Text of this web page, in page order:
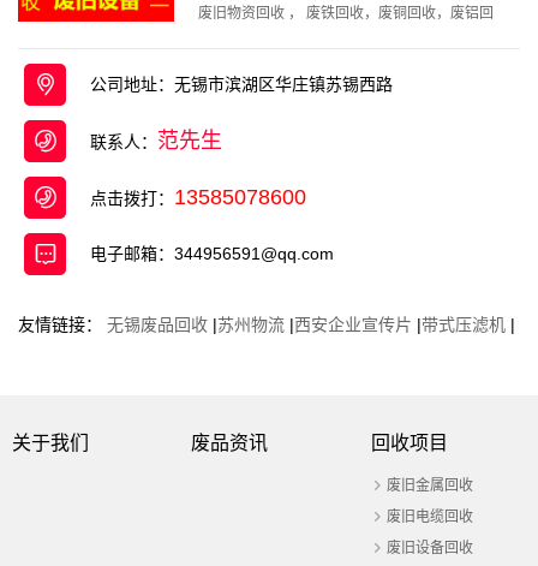
废旧物资回收 ， 废铁回收，废铜回收，废铝回
公司地址：无锡市滨湖区华庄镇苏锡西路
联系人： 范先生
点击拨打： 13585078600
电子邮箱：344956591@qq.com
友情链接： 无锡废品回收 |苏州物流 |西安企业宣传片 |带式压滤机 |
关于我们 废品资讯 回收项目
废旧金属回收
废旧电缆回收
废旧设备回收